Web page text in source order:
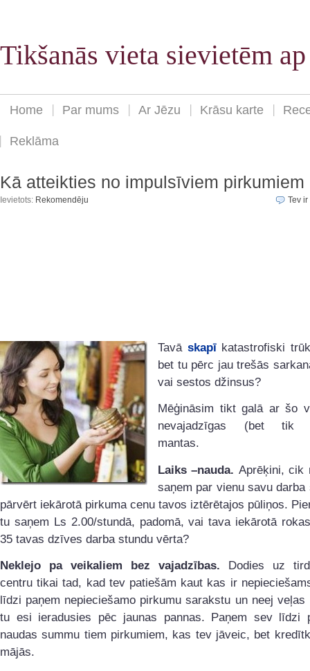
Tikšanās vieta sievietēm
Home Par mums Ar Jēzu Krāsu karte
Reklāma
Kā atteikties no impulsīviem pirkumiem
Ievietots: Rekomendēju Tev ir
Tavā skapī katastrofiski
bet tu pērc jau trešās
vai sestos džinsus?
Mēģināsim tikt galā ar šo
nevajadzīgas (bet tik
mantas.
Laiks –nauda. Aprēķini, cik
saņem par vienu savu darba
pārvērt iekārotā pirkuma cenu tavos iztērētajos pūliņos.
tu saņem Ls 2.00/stundā, padomā, vai tava iekārotā
35 tavas dzīves darba stundu vērta?
Neklejo pa veikaliem bez vajadzības. Dodies uz
centru tikai tad, kad tev patiešām kaut kas ir
līdzi paņem nepieciešamo pirkumu sarakstu un neej veļas
tu esi ieradusies pēc jaunas pannas. Paņem sev līdzi
naudas summu tiem pirkumiem, kas tev jāveic, bet
mājās.